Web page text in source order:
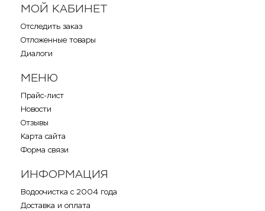
МОЙ КАБИНЕТ
Отследить заказ
Отложенные товары
Диалоги
МЕНЮ
Прайс-лист
Новости
Отзывы
Карта сайта
Форма связи
ИНФОРМАЦИЯ
Водоочистка с 2004 года
Доставка и оплата